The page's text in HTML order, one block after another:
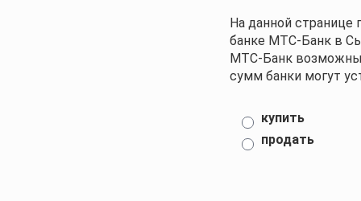
На данной
банке МТС-Банк в
МТС-Банк возможны
сумм банки могут
купить
продать